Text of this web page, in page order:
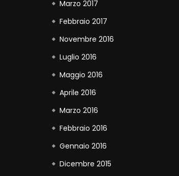
Marzo 2017
Febbraio 2017
Novembre 2016
Luglio 2016
Maggio 2016
Aprile 2016
Marzo 2016
Febbraio 2016
Gennaio 2016
Dicembre 2015